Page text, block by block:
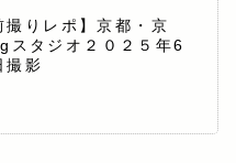
撮りレポ】京都・京
スタジオ２０２５年6
撮影